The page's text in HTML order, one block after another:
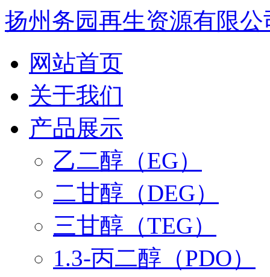
扬州务园再生资源有限公
网站首页
关于我们
产品展示
乙二醇（EG）
二甘醇（DEG）
三甘醇（TEG）
1.3-丙二醇（PDO）